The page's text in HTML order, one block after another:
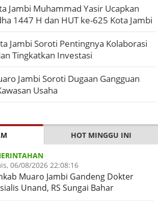
Jambi Muhammad Yasir Ucapkan
1447 H dan HUT ke-625 Kota Jambi
Jambi Soroti Pentingnya Kolaborasi
Tingkatkan Investasi
Jambi Soroti Dugaan Gangguan
Usaha
HOT MINGGU INI
06/08/2026 22:08:16
Muaro Jambi Gandeng Dokter
Unand, RS Sungai Bahar
Naik Kelas